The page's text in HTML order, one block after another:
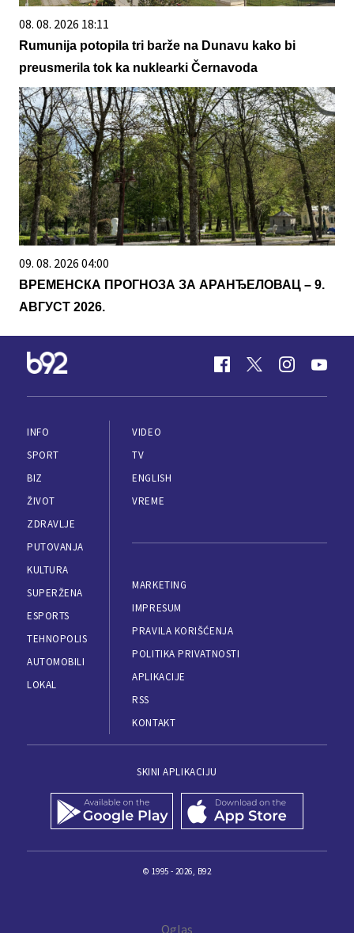
08. 08. 2026 18:11
Rumunija potopila tri barže na Dunavu kako bi
preusmerila tok ka nuklearki Černavoda
09. 08. 2026 04:00
ВРЕМЕНСКА ПРОГНОЗА ЗА АРАНЂЕЛОВАЦ – 9.
АВГУСТ 2026.
INFO
SPORT
BIZ
ŽIVOT
ZDRAVLJE
PUTOVANJA
KULTURA
SUPERŽENA
ESPORTS
TEHNOPOLIS
AUTOMOBILI
LOKAL
VIDEO
TV
ENGLISH
VREME
MARKETING
IMPRESUM
PRAVILA KORIŠĆENJA
POLITIKA PRIVATNOSTI
APLIKACIJE
RSS
KONTAKT
SKINI APLIKACIJU
© 1995 - 2026, B92